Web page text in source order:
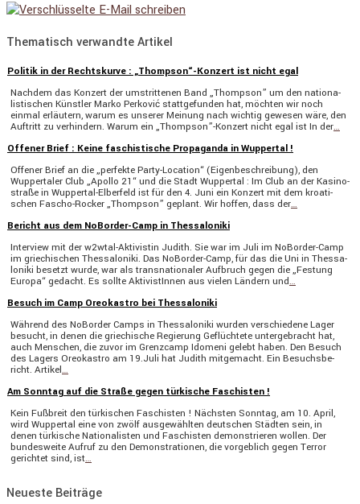
Thematisch verwandte Artikel
Politik in der Rechtskurve : „Thompson“-Konzert ist nicht egal
Nachdem das Konzert der umstrit­tenen Band „Thompson” um den natio­na­
lis­ti­schen Künstler Marko Perković statt­ge­funden hat, möchten wir noch
einmal erläu­tern, warum es unserer Meinung nach wichtig gewesen wäre, den
Auftritt zu verhin­dern. Warum ein „Thompson”-Konzert nicht egal ist In der…
Offener Brief : Keine faschistische Propaganda in Wuppertal !
Offener Brief an die „perfekte Party-Location“ (Eigen­be­schrei­bung), den
Wupper­taler Club „Apollo 21“ und die Stadt Wuppertal : Im Club an der Kasino­
straße in Wuppertal-Elber­­feld ist für den 4. Juni ein Konzert mit dem kroati­
schen Fascho-Rocker „Thompson” geplant. Wir hoffen, dass der…
Bericht aus dem NoBorder-Camp in Thessaloniki
Inter­view mit der w2wtal-Aktivistin Judith. Sie war im Juli im NoBorder-Camp
im griechi­schen Thessa­lo­niki. Das NoBorder-Camp, für das die Uni in Thessa­
lo­niki besetzt wurde, war als trans­na­tio­naler Aufbruch gegen die „Festung
Europa“ gedacht. Es sollte Aktivis­tInnen aus vielen Ländern und…
Besuch im Camp Oreokastro bei Thessaloniki
Während des NoBorder Camps in Thessa­lo­niki wurden verschie­dene Lager
besucht, in denen die griechi­sche Regie­rung Geflüch­tete unter­ge­bracht hat,
auch Menschen, die zuvor im Grenz­camp Idomeni gelebt haben. Den Besuch
des Lagers Oreokastro am 19.Juli hat Judith mitge­macht. Ein Besuchs­be­
richt. Artikel…
Am Sonntag auf die Straße gegen türkische Faschisten !
Kein Fußbreit den türki­schen Faschisten ! Nächsten Sonntag, am 10. April,
wird Wuppertal eine von zwölf ausge­wählten deutschen Städten sein, in
denen türki­sche Natio­na­listen und Faschisten demons­trieren wollen. Der
bundes­weite Aufruf zu den Demons­tra­tionen, die vorgeb­lich gegen Terror
gerichtet sind, ist…
Neueste Beiträge